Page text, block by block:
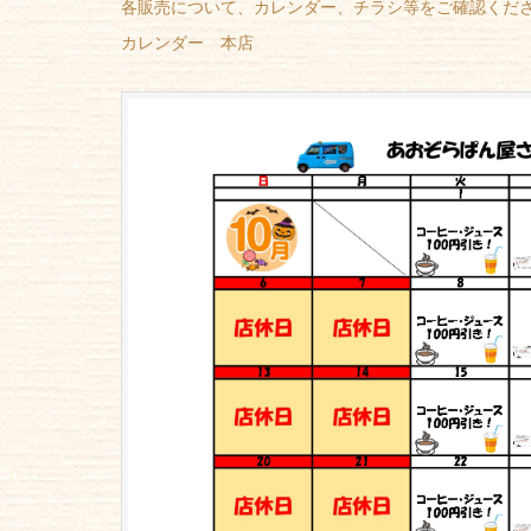
各販売について、カレンダー、チラシ等をご確認くだ
カレンダー 本店